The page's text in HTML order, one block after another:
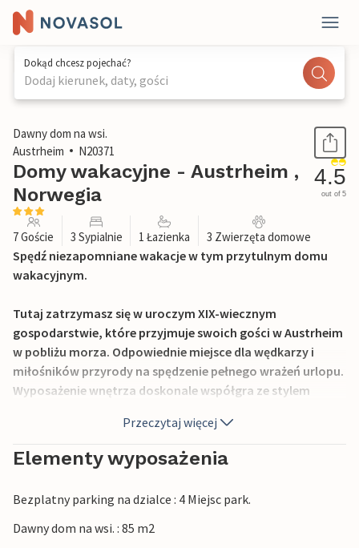
Dokąd chcesz pojechać?
Dodaj kierunek, daty, gości
1 / 12
Dawny dom na wsi.
Austrheim
N20371
Domy wakacyjne - Austrheim ,
Norwegia
4.5
out of 5
7 Goście 3 Sypialnie 1 Łazienka 3 Zwierzęta domowe
Spędź niezapomniane wakacje w tym przytulnym domu
wakacyjnym.
Tutaj zatrzymasz się w uroczym XIX-wiecznym
gospodarstwie, które przyjmuje swoich gości w Austrheim
w pobliżu morza. Odpowiednie miejsce dla wędkarzy i
miłośników przyrody na spędzenie pełnego wrażeń urlopu.
Wyposażenie wnętrza doskonale współgra ze stylem
stropowe nadają domowi wakacyjnemu szczególny
klimat.
piękny teren zewnętrzny. Przygotuj przysmaki na patelni
przy ognisku, zrelaksuj się w wygodnych meblach
Przeczytaj więcej
Elementy wyposażenia
Bezplatny parking na dzialce : 4 Miejsc park.
Dawny dom na wsi. : 85 m2